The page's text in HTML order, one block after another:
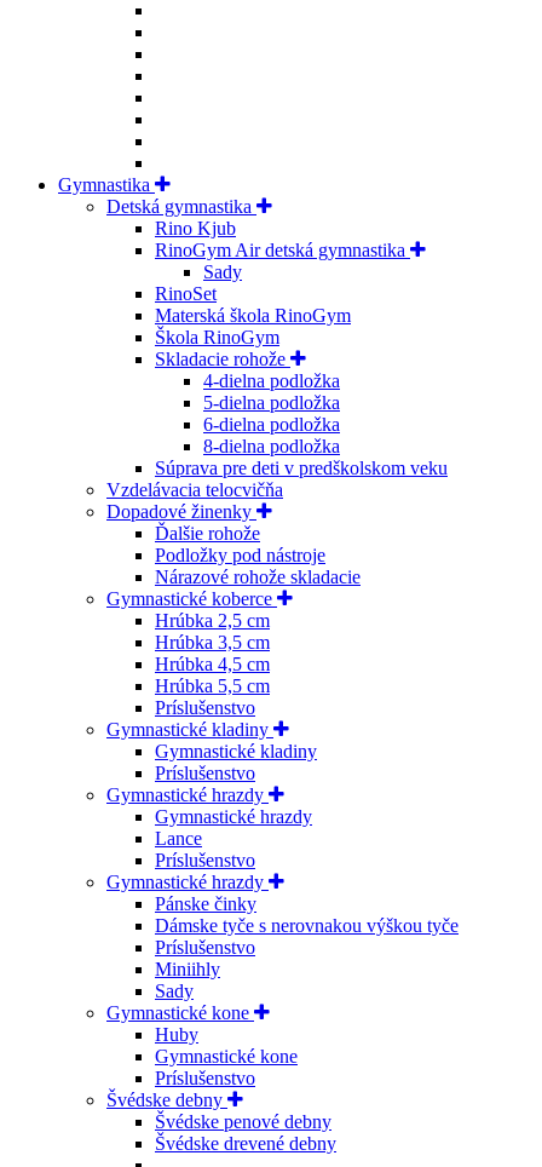
Gymnastika
Detská gymnastika
Rino Kjub
RinoGym Air detská gymnastika
Sady
RinoSet
Materská škola RinoGym
Škola RinoGym
Skladacie rohože
4-dielna podložka
5-dielna podložka
6-dielna podložka
8-dielna podložka
Súprava pre deti v predškolskom veku
Vzdelávacia telocvičňa
Dopadové žinenky
Ďalšie rohože
Podložky pod nástroje
Nárazové rohože skladacie
Gymnastické koberce
Hrúbka 2,5 cm
Hrúbka 3,5 cm
Hrúbka 4,5 cm
Hrúbka 5,5 cm
Príslušenstvo
Gymnastické kladiny
Gymnastické kladiny
Príslušenstvo
Gymnastické hrazdy
Gymnastické hrazdy
Lance
Príslušenstvo
Gymnastické hrazdy
Pánske činky
Dámske tyče s nerovnakou výškou tyče
Príslušenstvo
Miniihly
Sady
Gymnastické kone
Huby
Gymnastické kone
Príslušenstvo
Švédske debny
Švédske penové debny
Švédske drevené debny